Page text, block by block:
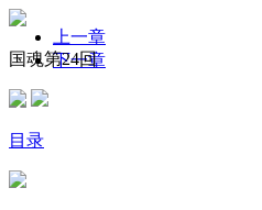
国魂第24回
上一章
下一章
目录